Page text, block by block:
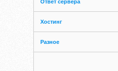
Ответ сервера
Хостинг
Разное